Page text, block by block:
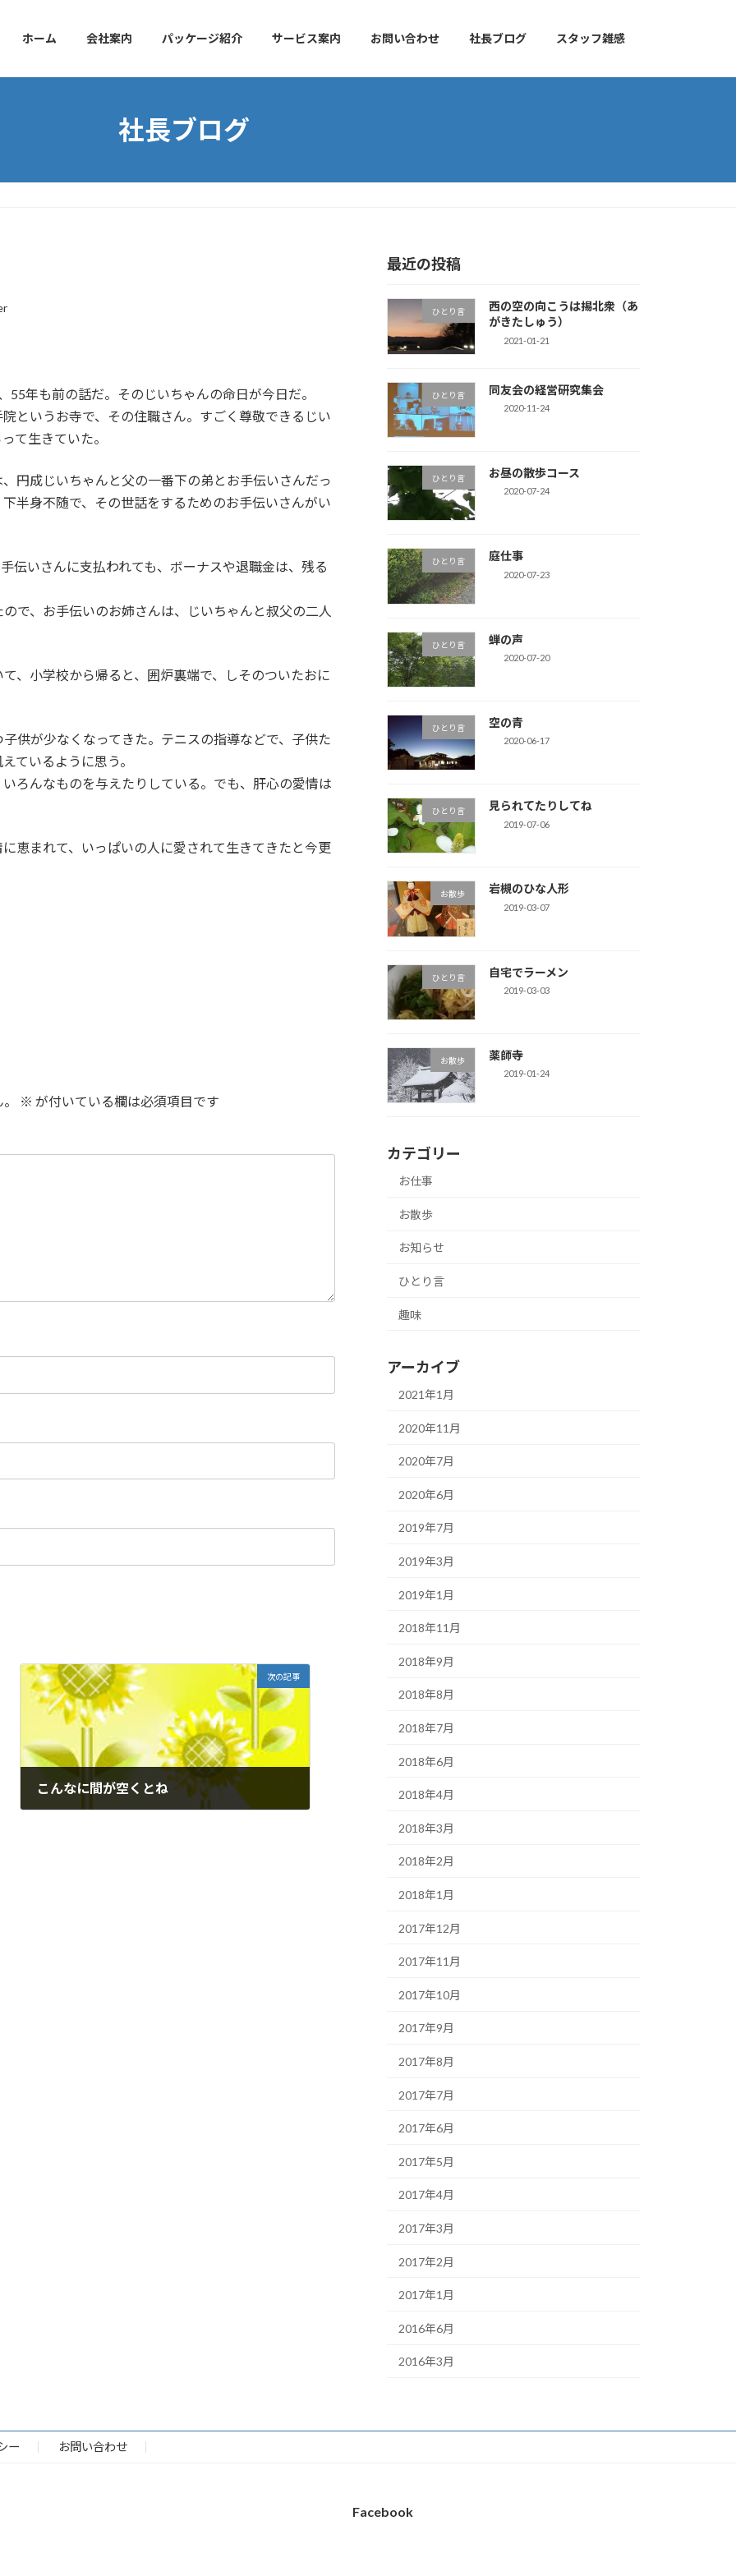
ホーム 会社案内 パッケージ紹介 サービス案内 お問い合わせ 社長ブログ スタッフ雑感
社長ブログ
年も前の話だ。そのじいちゃんの命日が今日だ。
というお寺で、その住職さん。すごく尊敬できるじい
て生きていた。
円成じいちゃんと父の一番下の弟とお手伝いさんだっ
半身不随で、その世話をするためのお手伝いさんがい
伝いさんに支払われても、ボーナスや退職金は、残る
で、お手伝いのお姉さんは、じいちゃんと叔父の二人
、小学校から帰ると、囲炉裏端で、しそのついたおに
供が少なくなってきた。テニスの指導などで、子供た
ているように思う。
ろんなものを与えたりしている。でも、肝心の愛情は
恵まれて、いっぱいの人に愛されて生きてきたと今更
※ が付いている欄は必須項目です
次の記事
こんなに間が空くとね
最近の投稿
ひとり言
西の空の向こうは掦北衆（あ
がきたしゅう）
2021-01-21
ひとり言 同友会の経営研究集会
2020-11-24
ひとり言 お昼の散歩コース
2020-07-24
ひとり言 庭仕事
2020-07-23
ひとり言 蝉の声
2020-07-20
ひとり言 空の青
2020-06-17
ひとり言 見られてたりしてね
2019-07-06
お散歩 岩槻のひな人形
2019-03-07
ひとり言 自宅でラーメン
2019-03-03
お散歩 薬師寺
2019-01-24
カテゴリー
お仕事
お散歩
お知らせ
ひとり言
趣味
アーカイブ
2021年1月
2020年11月
2020年7月
2020年6月
2019年7月
2019年3月
2019年1月
2018年11月
2018年9月
2018年8月
2018年7月
2018年6月
2018年4月
2018年3月
2018年2月
2018年1月
2017年12月
2017年11月
2017年10月
2017年9月
2017年8月
2017年7月
2017年6月
2017年5月
2017年4月
2017年3月
2017年2月
2017年1月
2016年6月
2016年3月
ー お問い合わせ
Facebook